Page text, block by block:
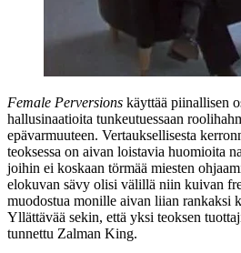
Female Perversions käyttää piinallisen
hallusinaatioita tunkeutuessaan
epävarmuuteen. Vertauksellisesta
teoksessa on aivan loistavia huomioita
joihin ei koskaan törmää miesten
elokuvan sävy olisi välillä niin kuivan
muodostua monille aivan liian rankaksi
Yllättävää sekin, että yksi teoksen
tunnettu Zalman King.